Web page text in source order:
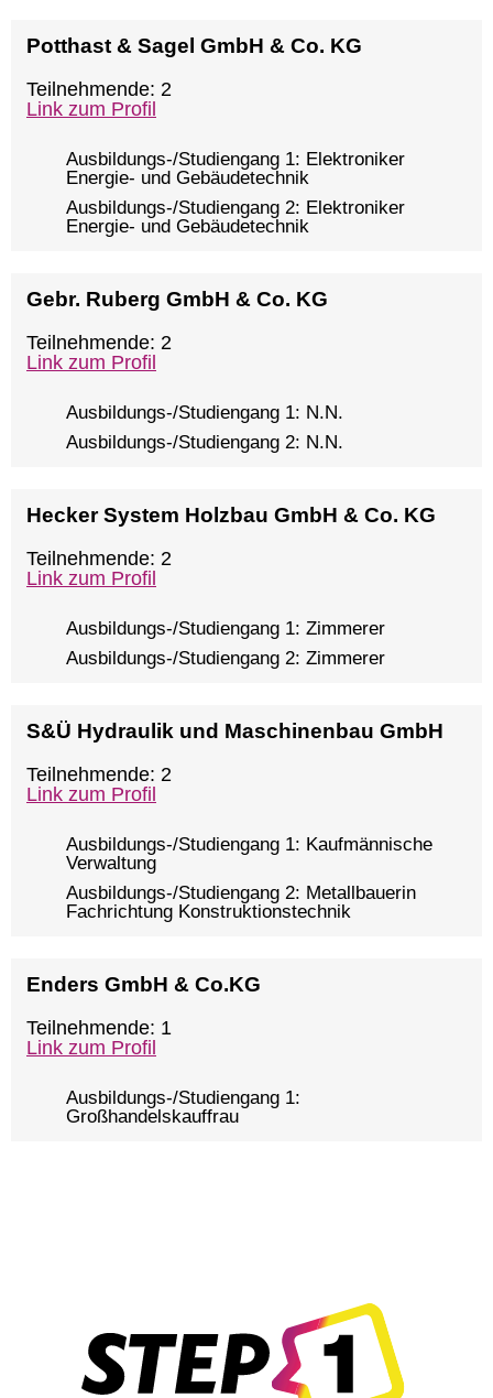
Potthast & Sagel GmbH & Co. KG
Teilnehmende: 2
Link zum Profil
Ausbildungs-/Studiengang 1: Elektroniker
Energie- und Gebäudetechnik
Ausbildungs-/Studiengang 2: Elektroniker
Energie- und Gebäudetechnik
Gebr. Ruberg GmbH & Co. KG
Teilnehmende: 2
Link zum Profil
Ausbildungs-/Studiengang 1: N.N.
Ausbildungs-/Studiengang 2: N.N.
Hecker System Holzbau GmbH & Co. KG
Teilnehmende: 2
Link zum Profil
Ausbildungs-/Studiengang 1: Zimmerer
Ausbildungs-/Studiengang 2: Zimmerer
S&Ü Hydraulik und Maschinenbau GmbH
Teilnehmende: 2
Link zum Profil
Ausbildungs-/Studiengang 1: Kaufmännische
Verwaltung
Ausbildungs-/Studiengang 2: Metallbauerin
Fachrichtung Konstruktionstechnik
Enders GmbH & Co.KG
Teilnehmende: 1
Link zum Profil
Ausbildungs-/Studiengang 1:
Großhandelskauffrau